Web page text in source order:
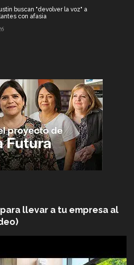
buscan "devolver la voz" a
con afasia
llevar a tu empresa al